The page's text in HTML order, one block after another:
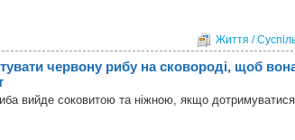
Життя /
червону рибу на сковороді, щоб
вийде соковитою та ніжною, якщо дотримуватися